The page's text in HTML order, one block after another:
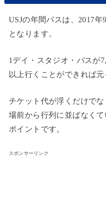
USJの年間パスは、2017
となります。
1デイ・スタジオ・パスが
以上行くことができれば元
チケット代が浮くだけで
場前から行列に並ばなく
ポイントです。
スポンサーリンク